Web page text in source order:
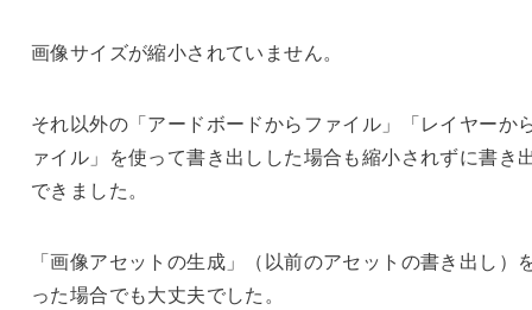
画像サイズが縮小されていません。
それ以外の「アードボードからファイル」「レイヤーか
ァイル」を使って書き出しした場合も縮小されずに書き
できました。
「画像アセットの生成」（以前のアセットの書き出し）
った場合でも大丈夫でした。